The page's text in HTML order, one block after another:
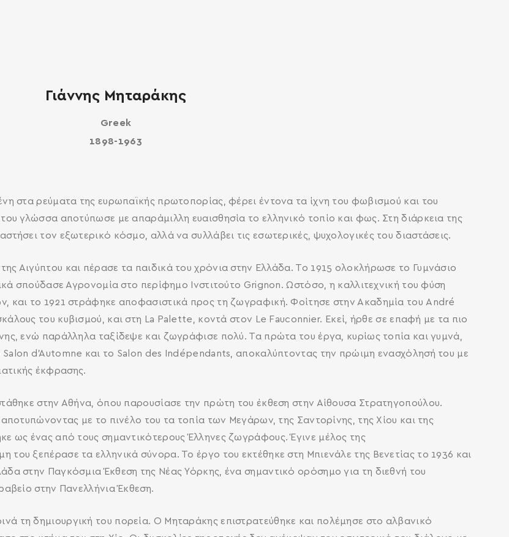
Γιάννης Μηταράκης
Greek
1898-1963
στα ρεύματα της ευρωπαϊκής πρωτοπορίας, φέρει έντονα τα ίχνη του φωβισμού και του
γλώσσα αποτύπωσε με απαράμιλλη ευαισθησία το ελληνικό τοπίο και φως. Στη διάρκεια της
τον εξωτερικό κόσμο, αλλά να συλλάβει τις εσωτερικές, ψυχολογικές του διαστάσεις.
Αιγύπτου και πέρασε τα παιδικά του χρόνια στην Ελλάδα. Το 1915 ολοκλήρωσε το Γυμνάσιο
σπούδασε Αγρονομία στο περίφημο Ινστιτούτο Grignon. Ωστόσο, η καλλιτεχνική του φύση
και το 1921 στράφηκε αποφασιστικά προς τη ζωγραφική. Φοίτησε στην Ακαδημία του André
του κυβισμού, και στη La Palette, κοντά στον Le Fauconnier. Εκεί, ήρθε σε επαφή με τα πιο
ενώ παράλληλα ταξίδεψε και ζωγράφισε πολύ. Τα πρώτα του έργα, κυρίως τοπία και γυμνά,
d’Automne και το Salon des Indépendants, αποκαλύπτοντας την πρώιμη ενασχόλησή του με
έκφρασης.
στην Αθήνα, όπου παρουσίασε την πρώτη του έκθεση στην Αίθουσα Στρατηγοπούλου.
με το πινέλο του τα τοπία των Μεγάρων, της Σαντορίνης, της Χίου και της
ως ένας από τους σημαντικότερους Έλληνες ζωγράφους. Έγινε μέλος της
ξεπέρασε τα ελληνικά σύνορα. Το έργο του εκτέθηκε στη Μπιενάλε της Βενετίας το 1936 και
στην Παγκόσμια Έκθεση της Νέας Υόρκης, ένα σημαντικό ορόσημο για τη διεθνή του
στην Πανελλήνια Έκθεση.
τη δημιουργική του πορεία. Ο Μηταράκης επιστρατεύθηκε και πολέμησε στο αλβανικό